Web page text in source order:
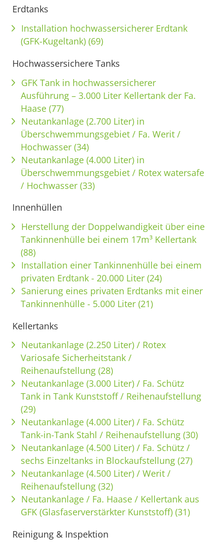
Erdtanks
Installation hochwassersicherer Erdtank
(GFK-Kugeltank) (69)
Hochwassersichere Tanks
GFK Tank in hochwassersicherer
Ausführung – 3.000 Liter Kellertank der Fa.
Haase (77)
Neutankanlage (2.700 Liter) in
Überschwemmungsgebiet / Fa. Werit /
Hochwasser (34)
Neutankanlage (4.000 Liter) in
Überschwemmungsgebiet / Rotex watersafe
/ Hochwasser (33)
Innenhüllen
Herstellung der Doppelwandigkeit über eine
Tankinnenhülle bei einem 17m³ Kellertank
(88)
Installation einer Tankinnenhülle bei einem
privaten Erdtank - 20.000 Liter (24)
Sanierung eines privaten Erdtanks mit einer
Tankinnenhülle - 5.000 Liter (21)
Kellertanks
Neutankanlage (2.250 Liter) / Rotex
Variosafe Sicherheitstank /
Reihenaufstellung (28)
Neutankanlage (3.000 Liter) / Fa. Schütz
Tank in Tank Kunststoff / Reihenaufstellung
(29)
Neutankanlage (4.000 Liter) / Fa. Schütz
Tank-in-Tank Stahl / Reihenaufstellung (30)
Neutankanlage (4.500 Liter) / Fa. Schütz /
sechs Einzeltanks in Blockaufstellung (27)
Neutankanlage (4.500 Liter) / Werit /
Reihenaufstellung (32)
Neutankanlage / Fa. Haase / Kellertank aus
GFK (Glasfaserverstärkter Kunststoff) (31)
Reinigung & Inspektion